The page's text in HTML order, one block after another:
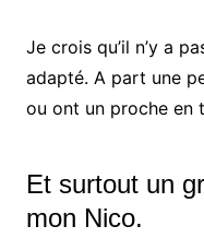
Je crois qu’il n’y a
adapté. A part une
ou ont un proche en
Et surtout un
mon Nico.